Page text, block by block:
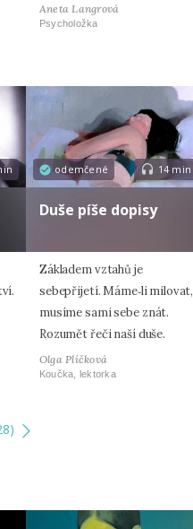
Aneta Langrová
Psycholožka
odemčené 14 min
Duše píše dopisy
Základem vztahů je
sebepřijetí. Máme‑li milovat,
musíme sami sebe znát.
Rozumět řeči naší duše.
Olga Plíčková
Koučka, lektorka